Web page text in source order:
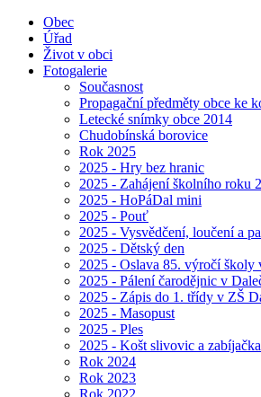
Obec
Úřad
Život v obci
Fotogalerie
Současnost
Propagační předměty obce ke
Letecké snímky obce 2014
Chudobínská borovice
Rok 2025
2025 - Hry bez hranic
2025 - Zahájení školního roku
2025 - HoPáDal mini
2025 - Pouť
2025 - Vysvědčení, loučení a
2025 - Dětský den
2025 - Oslava 85. výročí školy
2025 - Pálení čarodějnic v
2025 - Zápis do 1. třídy v ZŠ
2025 - Masopust
2025 - Ples
2025 - Košt slivovic a zabíjačka
Rok 2024
Rok 2023
Rok 2022